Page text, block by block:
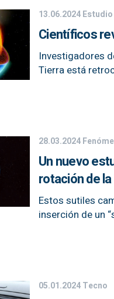
13.06.2024Estudio
Científicos
Investigadores
Tierra está
28.03.2024
Un nuevo
rotación de
Estos sutiles
inserción de un
05.01.2024Tecno